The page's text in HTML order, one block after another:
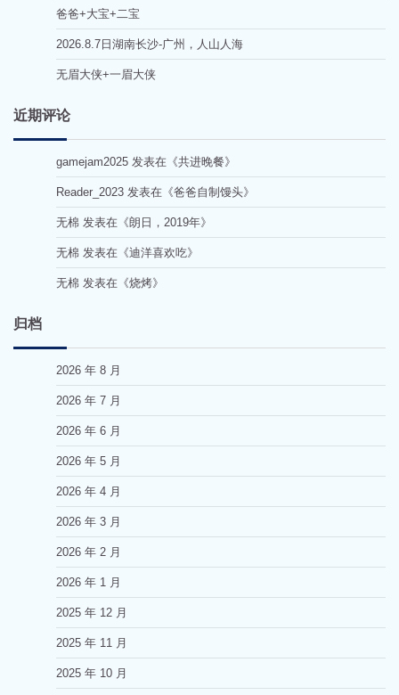
爸爸+大宝+二宝
2026.8.7日湖南长沙-广州，人山人海
无眉大侠+一眉大侠
近期评论
gamejam2025 发表在《共进晚餐》
Reader_2023 发表在《爸爸自制馒头》
无棉 发表在《朗日，2019年》
无棉 发表在《迪洋喜欢吃》
无棉 发表在《烧烤》
归档
2026 年 8 月
2026 年 7 月
2026 年 6 月
2026 年 5 月
2026 年 4 月
2026 年 3 月
2026 年 2 月
2026 年 1 月
2025 年 12 月
2025 年 11 月
2025 年 10 月